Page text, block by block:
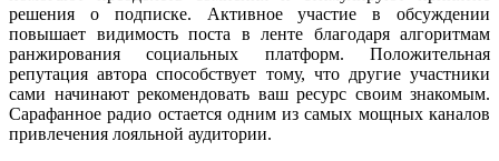
решения о подписке. Активное участие в обсуждении
повышает видимость поста в ленте благодаря алгоритмам
ранжирования социальных платформ. Положительная
репутация автора способствует тому, что другие участники
сами начинают рекомендовать ваш ресурс своим знакомым.
Сарафанное радио остается одним из самых мощных каналов
привлечения лояльной аудитории.